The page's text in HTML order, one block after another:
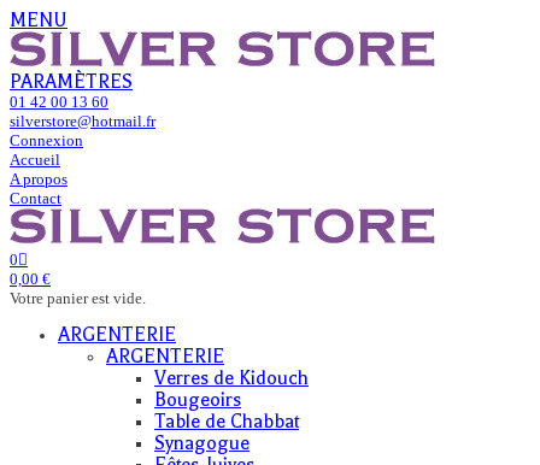
MENU
PARAMÈTRES
01 42 00 13 60
silverstore@hotmail.fr
Connexion
Accueil
A propos
Contact
0
0,00 €
Votre panier est vide.
ARGENTERIE
ARGENTERIE
Verres de Kidouch
Bougeoirs
Table de Chabbat
Synagogue